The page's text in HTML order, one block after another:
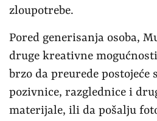
zloupotrebe.
Pored generisanja osoba,
druge kreativne
brzo da preurede postojeće
pozivnice, razglednice i
materijale, ili da pošalju